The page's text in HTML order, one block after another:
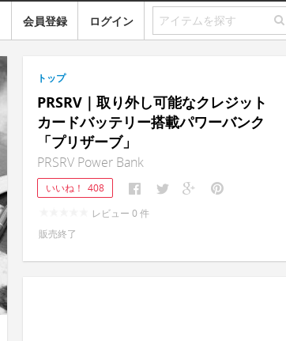
会員登録 ログイン
トップ
PRSRV｜取り外し可能なクレジット
カードバッテリー搭載パワーバンク
「プリザーブ」
PRSRV Power Bank
いいね！ 408
レビュー 0 件
販売終了